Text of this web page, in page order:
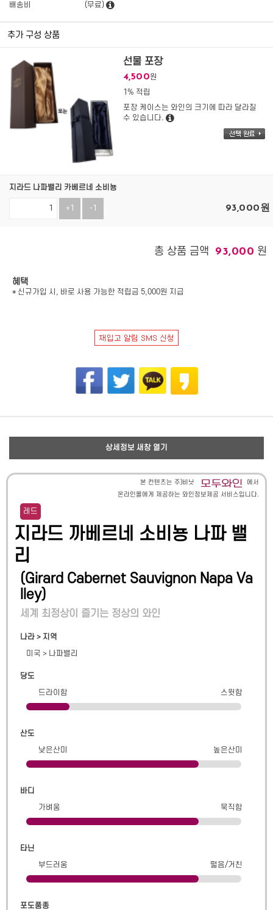
배송비
(무료)
추가 구성 상품
선물 포장
4,500원
1% 적립
포장 케이스는 와인의 크기에 따라 달라질
수 있습니다.
지라드 나파밸리 카베르네 소비뇽
+1 -1 93,000원
총 상품 금액 93,000 원
혜택
* 신규가입 시, 바로 사용 가능한 적립금 5,000원 지급
상세정보 새창 열기
본 컨텐츠는 주)비닛
에서
온라인몰에게 제공하는 와인정보제공 서비스입니다.
레드
지라드 까베르네 소비뇽 나파 밸
리
(Girard Cabernet Sauvignon Napa Va
lley)
세계 최정상이 즐기는 정상의 와인
나라 > 지역
미국 > 나파밸리
당도
드라이함
스윗함
산도
낮은산미
높은산미
바디
가벼움
묵직함
타닌
부드러움
떫음/거친
포도품종